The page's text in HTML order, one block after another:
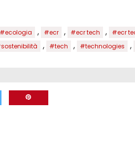
#ecologia , #ecr , #ecr tech , #ecr
, #tech , #technologies ,